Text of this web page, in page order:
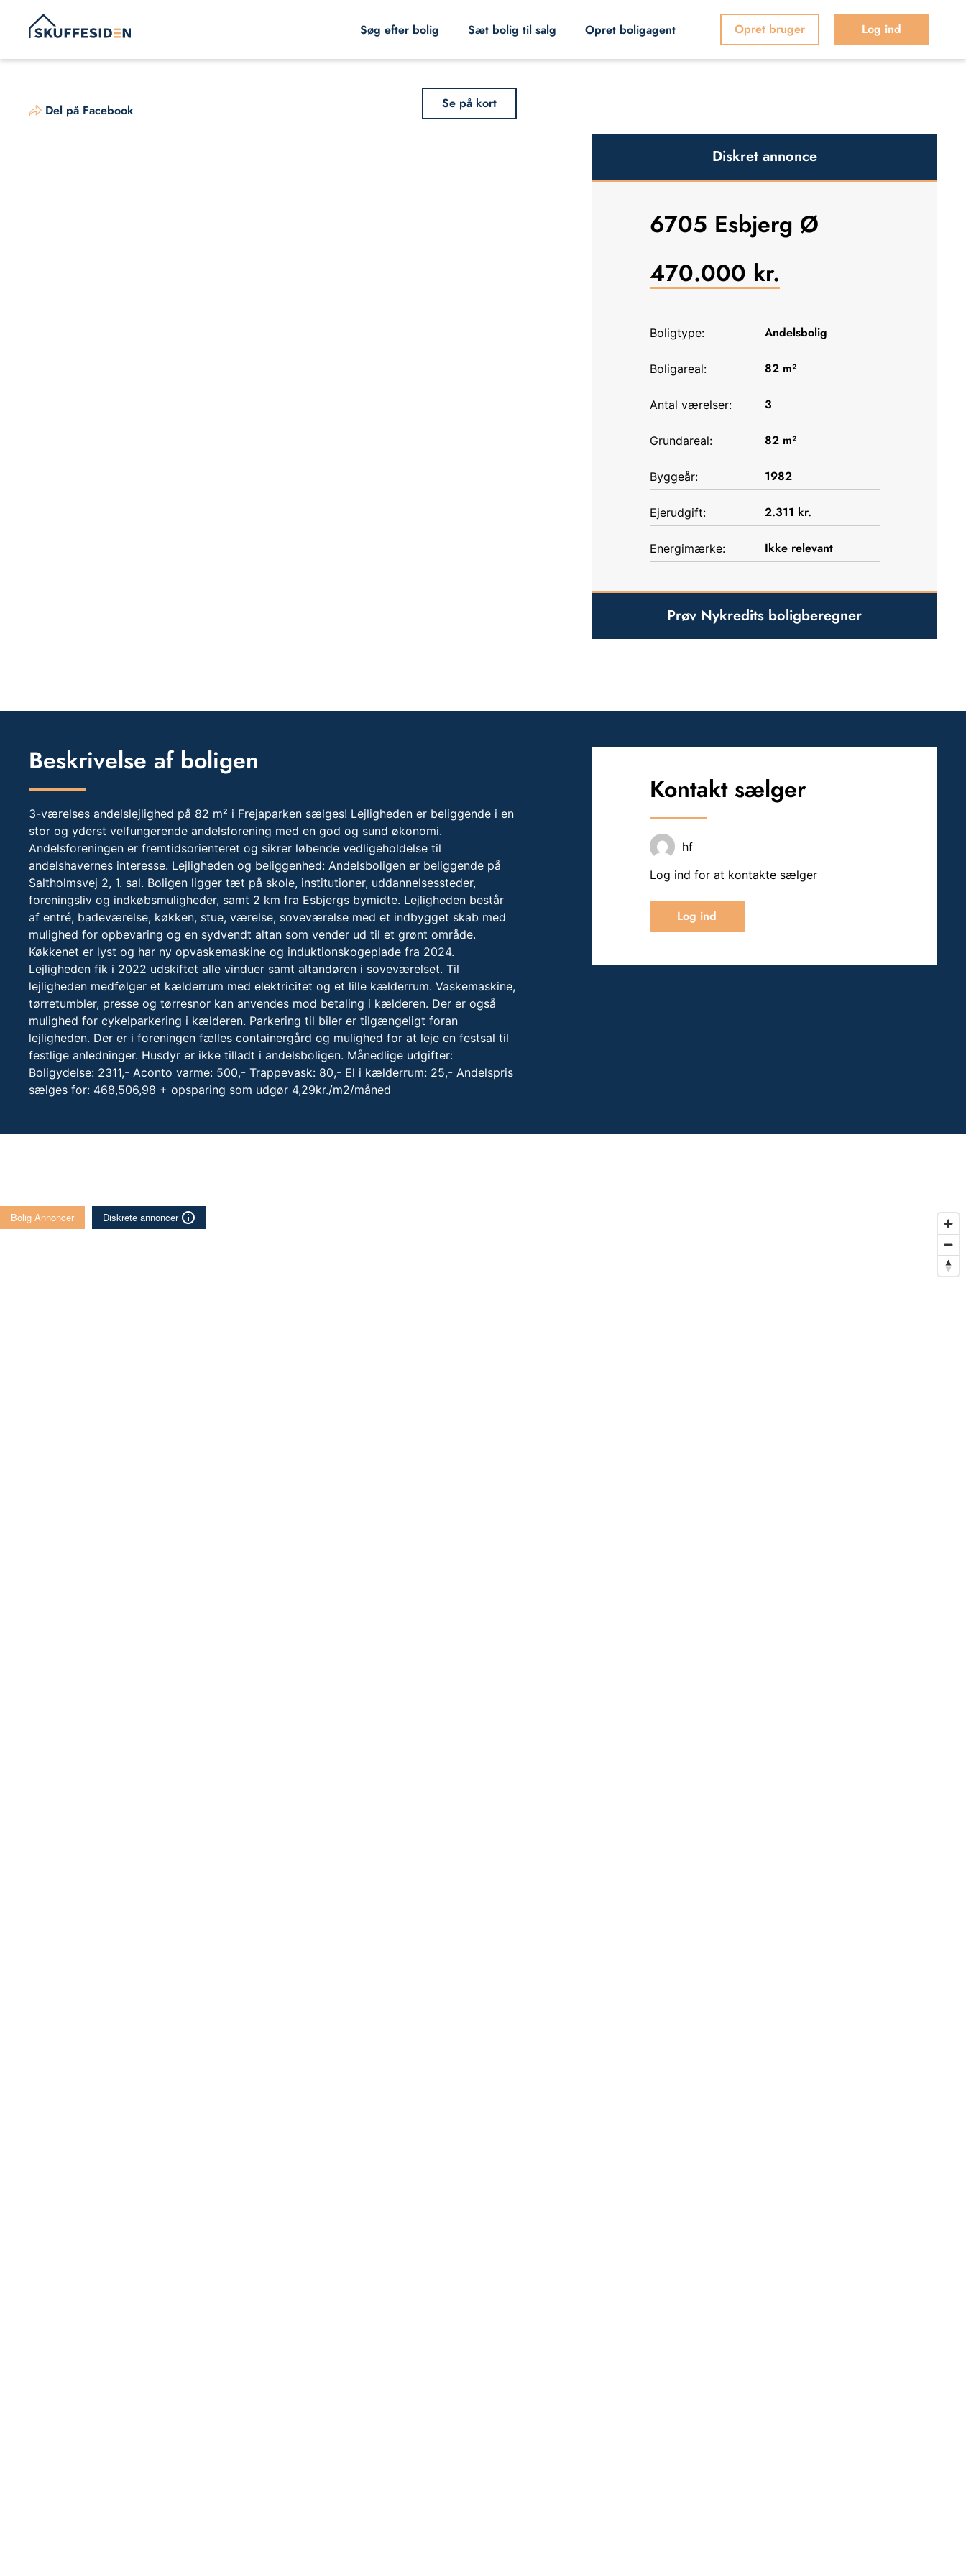
indhold
Opret bruger Log ind
Søg efter bolig Sæt bolig til salg Opret boligagent
Del på Facebook Se på kort
Diskret annonce
6705 Esbjerg Ø
470.000 kr.
Boligtype: Andelsbolig
Boligareal: 82m²
Antal værelser: 3
Grundareal: 82m²
Byggeår: 1982
Ejerudgift: 2.311 kr.
Energimærke: Ikke relevant
Prøv Nykredits boligberegner
Beskrivelse af boligen
3-værelses andelslejlighed på 82 m² i Frejaparken sælges! Lejligheden er beliggende i en
stor og yderst velfungerende andelsforening med en god og sund økonomi.
Andelsforeningen er fremtidsorienteret og sikrer løbende vedligeholdelse til
andelshavernes interesse. Lejligheden og beliggenhed: Andelsboligen er beliggende på
Saltholmsvej 2, 1. sal. Boligen ligger tæt på skole, institutioner, uddannelsessteder,
foreningsliv og indkøbsmuligheder, samt 2 km fra Esbjergs bymidte. Lejligheden består
af entré, badeværelse, køkken, stue, værelse, soveværelse med et indbygget skab med
mulighed for opbevaring og en sydvendt altan som vender ud til et grønt område.
Køkkenet er lyst og har ny opvaskemaskine og induktionskogeplade fra 2024.
Lejligheden fik i 2022 udskiftet alle vinduer samt altandøren i soveværelset. Til
lejligheden medfølger et kælderrum med elektricitet og et lille kælderrum. Vaskemaskine,
tørretumbler, presse og tørresnor kan anvendes mod betaling i kælderen. Der er også
mulighed for cykelparkering i kælderen. Parkering til biler er tilgængeligt foran
lejligheden. Der er i foreningen fælles containergård og mulighed for at leje en festsal til
festlige anledninger. Husdyr er ikke tilladt i andelsboligen. Månedlige udgifter:
Boligydelse: 2311,- Aconto varme: 500,- Trappevask: 80,- El i kælderrum: 25,- Andelspris
sælges for: 468,506,98 + opsparing som udgør 4,29kr./m2/måned
Kontakt sælger
hf
Log ind for at kontakte sælger
Log ind
Bolig Annoncer Diskrete annoncer